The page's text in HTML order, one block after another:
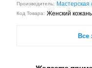
Производитель: Мастерская
Код Товара: Женский
Все